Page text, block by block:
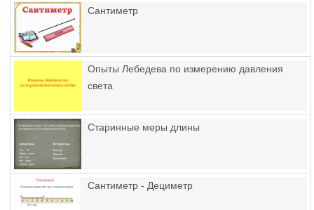
Сантиметр
Опыты Лебедева по измерению давления
света
Старинные меры длины
Сантиметр - Дециметр